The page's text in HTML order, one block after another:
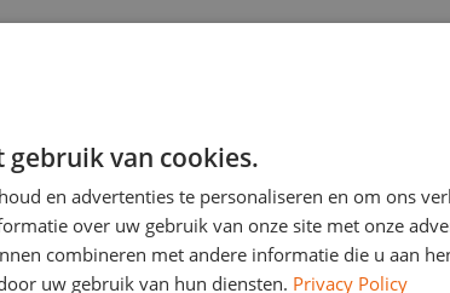
gebruik van cookies.
en advertenties te personaliseren en om ons
over uw gebruik van onze site met onze
combineren met andere informatie die u aan
uw gebruik van hun diensten. Privacy Policy